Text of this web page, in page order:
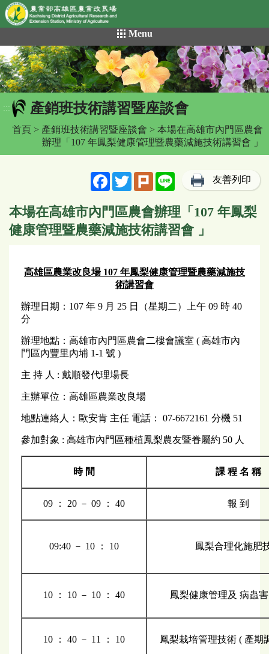
網頁置頂
到
主
要
內
容
區
Menu
::: 產銷班技術講習暨座談會
首頁 > 產銷班技術講習暨座談會 > 本場在高雄市內門區農會
辦理「107 年鳳梨健康管理暨農藥減施技術講習會 」
FacebookTwitterPlurk Line 友善列印
本場在高雄市內門區農會辦理「107 年鳳梨
健康管理暨農藥減施技術講習會 」
高雄區農業改良場 107 年鳳梨健康管理暨農藥減施技
術講習會
辦理日期：107 年 9 月 25 日（星期二）上午 09 時 40
分
辦理地點：高雄市內門區農會二樓會議室 ( 高雄市內
門區內豐里內埔 1-1 號 )
主 持 人 : 戴順發代理場長
主辦單位：高雄區農業改良場
地點連絡人：歐安肯 主任 電話： 07-6672161 分機 51
參加對象 : 高雄市內門區種植鳳梨農友暨眷屬約 50 人
時 間 課 程 名 稱
09 ： 20 － 09 ： 40 報 到
09:40 － 10 ： 10 鳳梨合理化施肥
10 ： 10 － 10 ： 40 鳳梨健康管理及 病蟲
10 ： 40 － 11 ： 10 鳳梨栽培管理技術 ( 產期